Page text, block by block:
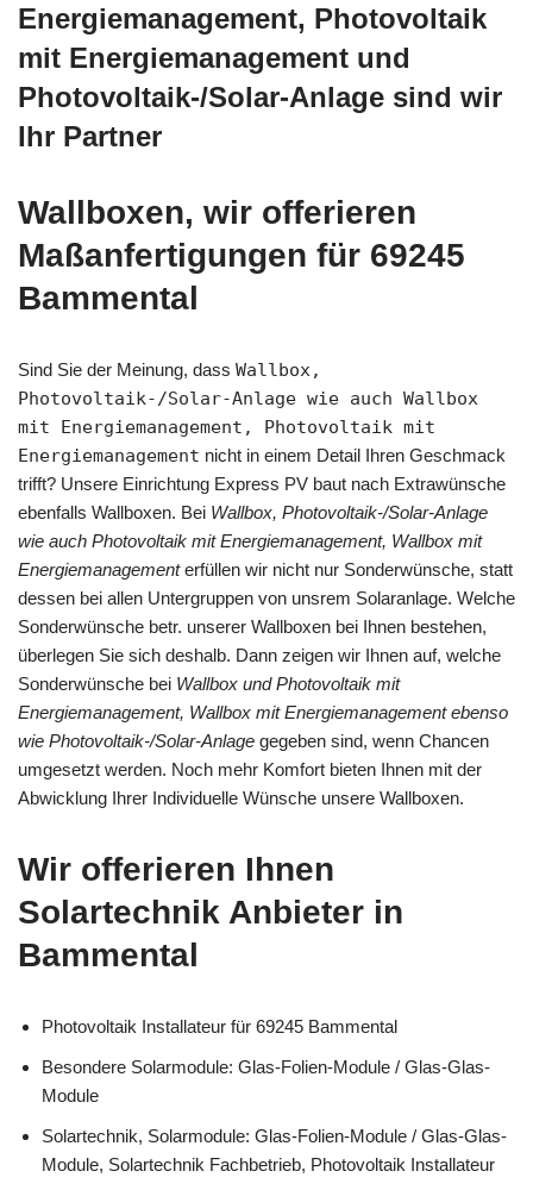
Energiemanagement, Photovoltaik
mit Energiemanagement und
Photovoltaik-/Solar-Anlage sind wir
Ihr Partner
Wallboxen, wir offerieren
Maßanfertigungen für 69245
Bammental
Sind Sie der Meinung, dass Wallbox,
Photovoltaik-/Solar-Anlage wie auch Wallbox
mit Energiemanagement, Photovoltaik mit
Energiemanagement nicht in einem Detail Ihren Geschmack
trifft? Unsere Einrichtung Express PV baut nach Extrawünsche
ebenfalls Wallboxen. Bei Wallbox, Photovoltaik-/Solar-Anlage
wie auch Photovoltaik mit Energiemanagement, Wallbox mit
Energiemanagementerfüllen wir nicht nur Sonderwünsche, statt
dessen bei allen Untergruppen von unsrem Solaranlage. Welche
Sonderwünsche betr. unserer Wallboxen bei Ihnen bestehen,
überlegen Sie sich deshalb. Dann zeigen wir Ihnen auf, welche
Sonderwünsche bei Wallbox und Photovoltaik mit
Energiemanagement, Wallbox mit Energiemanagement ebenso
wie Photovoltaik-/Solar-Anlage gegeben sind, wenn Chancen
umgesetzt werden. Noch mehr Komfort bieten Ihnen mit der
Abwicklung Ihrer Individuelle Wünsche unsere Wallboxen.
Wir offerieren Ihnen
Solartechnik Anbieter in
Bammental
Photovoltaik Installateur für 69245 Bammental
Besondere Solarmodule: Glas-Folien-Module / Glas-Glas-
Module
Solartechnik, Solarmodule: Glas-Folien-Module / Glas-Glas-
Module, Solartechnik Fachbetrieb, Photovoltaik Installateur